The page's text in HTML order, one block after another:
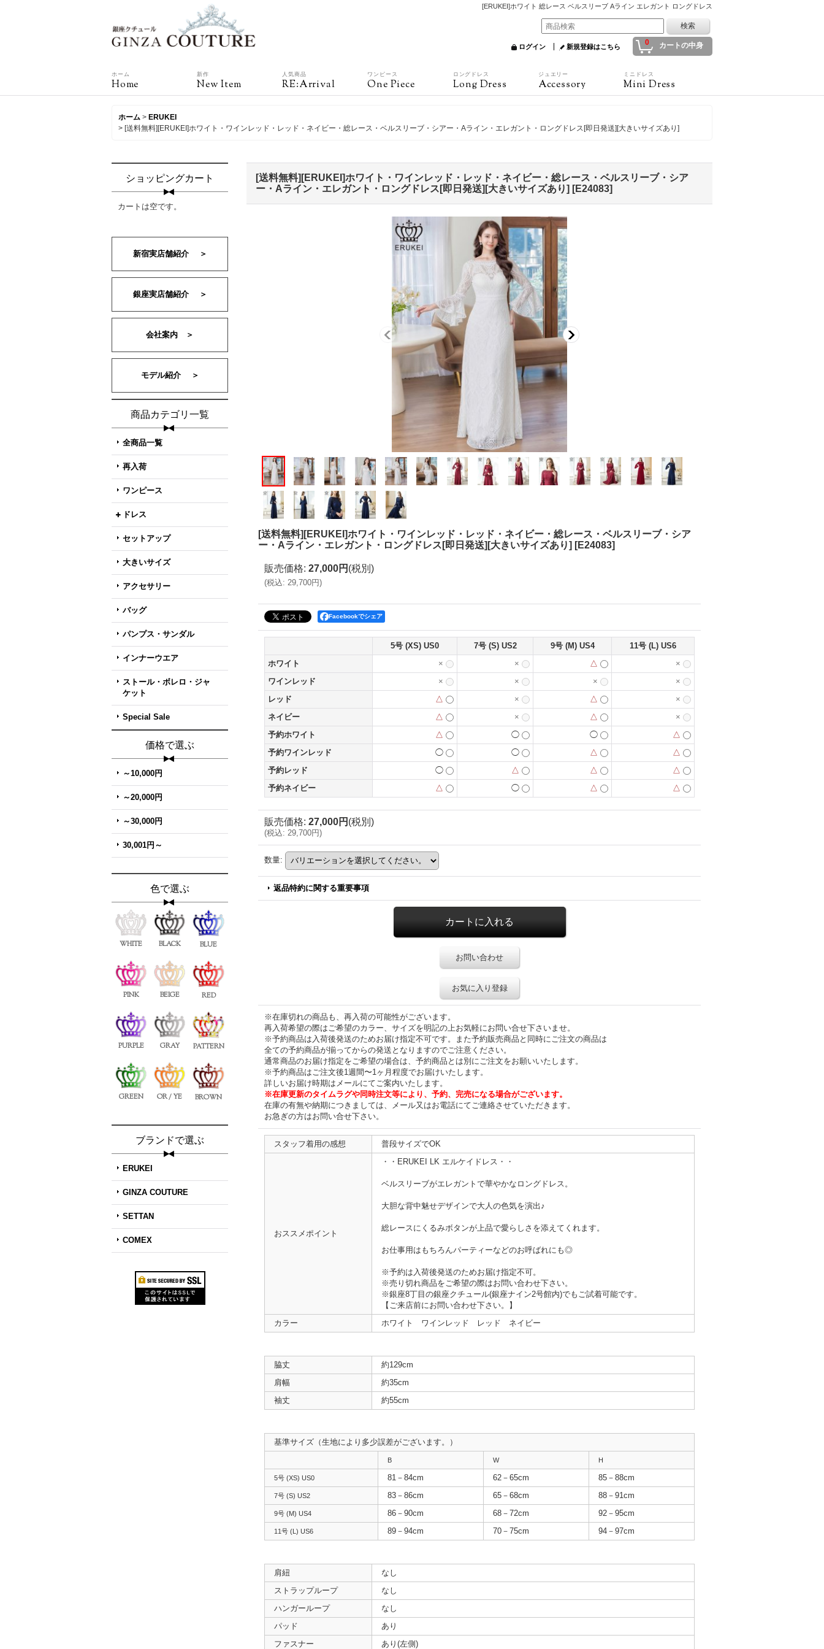
[ERUKEI]ホワイト 総レース ベルスリーブ Aライン エレガント ロングドレス
0 カートの中身
ログイン 新規登録はこちら
ホーム
Home
新作
New Item
人気商品
RE:Arrival
ワンピース
One Piece
ロングドレス
Long Dress
ジュエリー
Accessory
ミニドレス
Mini Dress
ホーム > ERUKEI
> [送料無料][ERUKEI]ホワイト・ワインレッド・レッド・ネイビー・総レース・ベルスリーブ・シアー・Aライン・エレガント・ロングドレス[即日発送][大きいサイズあり]
ショッピングカート
カートは空です。
新宿実店舗紹介 ＞
銀座実店舗紹介 ＞
会社案内 ＞
モデル紹介 ＞
商品カテゴリ一覧
全商品一覧
再入荷
ワンピース
ドレス
セットアップ
大きいサイズ
アクセサリー
バッグ
パンプス・サンダル
インナーウエア
ストール・ボレロ・ジャ
ケット
Special Sale
価格で選ぶ
～10,000円
～20,000円
～30,000円
30,001円～
色で選ぶ
WHITE BLACK BLUE
PINK BEIGE RED
PURPLE GRAY PATTERN
GREEN OR / YE BROWN
ブランドで選ぶ
ERUKEI
GINZA COUTURE
SETTAN
COMEX
[送料無料][ERUKEI]ホワイト・ワインレッド・レッド・ネイビー・総レース・ベルスリーブ・シア
ー・Aライン・エレガント・ロングドレス[即日発送][大きいサイズあり] [E24083]
[送料無料][ERUKEI]ホワイト・ワインレッド・レッド・ネイビー・総レース・ベルスリーブ・シア
ー・Aライン・エレガント・ロングドレス[即日発送][大きいサイズあり] [E24083]
販売価格: 27,000円 (税別)
(税込: 29,700円)
Facebookでシェア
5号 (XS) US0 7号 (S) US2 9号 (M) US4
11号 (L) US6
ホワイト
× × △
×
ワインレッド
× × ×
×
レッド
△ × △
×
ネイビー
△ × △
×
予約ホワイト
△ ◯ ◯
△
予約ワインレッド
◯ ◯ △
△
予約レッド
◯ △ △
△
予約ネイビー
△ ◯ △ △
販売価格: 27,000円 (税別)
(税込: 29,700円)
数量:
返品特約に関する重要事項
お問い合わせ
お気に入り登録
※在庫切れの商品も、再入荷の可能性がございます。
再入荷希望の際はご希望のカラー、サイズを明記の上お気軽にお問い合せ下さいませ。
※予約商品は入荷後発送のためお届け指定不可です。また予約販売商品と同時にご注文の商品は
全ての予約商品が揃ってからの発送となりますのでご注意ください。
通常商品のお届け指定をご希望の場合は、予約商品とは別にご注文をお願いいたします。
※予約商品はご注文後1週間〜1ヶ月程度でお届けいたします。
詳しいお届け時期はメールにてご案内いたします。
※在庫更新のタイムラグや同時注文等により、予約、完売になる場合がございます。
在庫の有無や納期につきましては、メール又はお電話にてご連絡させていただきます。
お急ぎの方はお問い合せ下さい。
スタッフ着用の感想 普段サイズでOK
おススメポイント
・・ERUKEI LK エルケイドレス・・
ベルスリーブがエレガントで華やかなロングドレス。
大胆な背中魅せデザインで大人の色気を演出♪
総レースにくるみボタンが上品で愛らしさを添えてくれます。
お仕事用はもちろんパーティーなどのお呼ばれにも◎
※予約は入荷後発送のためお届け指定不可。
※売り切れ商品をご希望の際はお問い合わせ下さい。
※銀座8丁目の銀座クチュール(銀座ナイン2号館内)でもご試着可能です。
【ご来店前にお問い合わせ下さい。】
カラー
ホワイト ワインレッド レッド ネイビー
脇丈
約129cm
肩幅
約35cm
袖丈
約55cm
基準サイズ（生地により多少誤差がございます。）
B W H
5号 (XS) US0 81－84cm 62－65cm 85－88cm
7号 (S) US2 83－86cm 65－68cm 88－91cm
9号 (M) US4 86－90cm 68－72cm 92－95cm
11号 (L) US6 89－94cm 70－75cm 94－97cm
肩紐
なし
ストラップループ
なし
ハンガーループ
なし
パッド
あり
ファスナー
あり(左側)